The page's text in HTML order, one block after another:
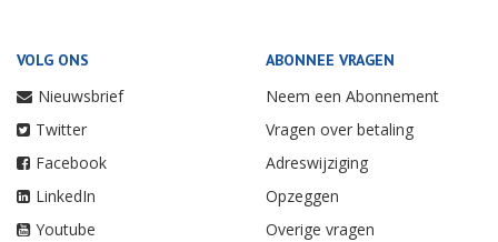
VOLG ONS
Nieuwsbrief
Twitter
Facebook
LinkedIn
Youtube
ABONNEE VRAGEN
Neem een Abonnement
Vragen over betaling
Adreswijziging
Opzeggen
Overige vragen